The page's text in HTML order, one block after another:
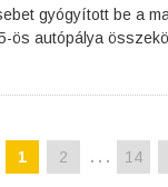
gyógyított be a
ös autópálya
1 2 … 14